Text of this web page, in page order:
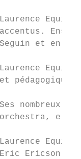
et en
pédagogique
nombreux
Ericson,